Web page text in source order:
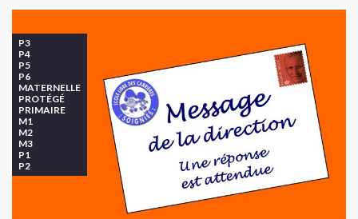
P3
P4
P5
P6
MATERNELLE
PROTÉGÉ
PRIMAIRE
M1
M2
M3
P1
P2